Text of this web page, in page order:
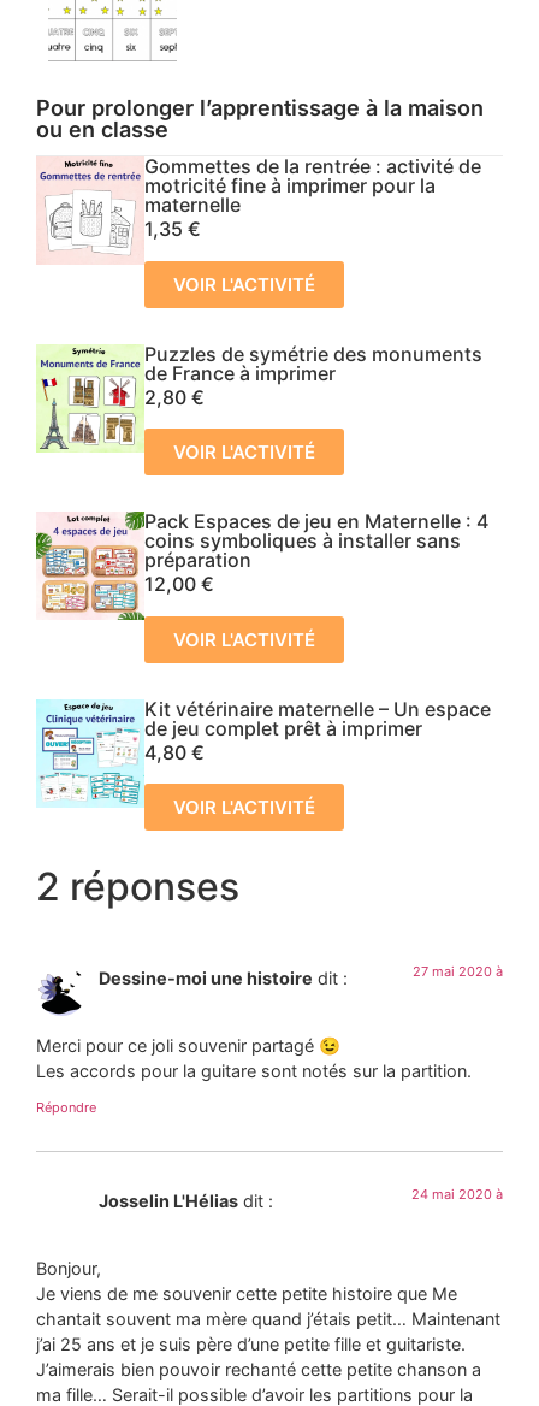
Pour prolonger l’apprentissage à la maison
ou en classe
Gommettes de la rentrée : activité de
motricité fine à imprimer pour la
maternelle
1,35 €
VOIR L'ACTIVITÉ
Puzzles de symétrie des monuments
de France à imprimer
2,80 €
VOIR L'ACTIVITÉ
Pack Espaces de jeu en Maternelle : 4
coins symboliques à installer sans
préparation
12,00 €
VOIR L'ACTIVITÉ
Kit vétérinaire maternelle – Un espace
de jeu complet prêt à imprimer
4,80 €
VOIR L'ACTIVITÉ
2 réponses
Dessine-moi une histoire dit : 27 mai 2020 à
Merci pour ce joli souvenir partagé 😉
Les accords pour la guitare sont notés sur la partition.
Répondre
Josselin L'Hélias dit : 24 mai 2020 à
Bonjour,
Je viens de me souvenir cette petite histoire que Me
chantait souvent ma mère quand j’étais petit… Maintenant
j’ai 25 ans et je suis père d’une petite fille et guitariste.
J’aimerais bien pouvoir rechanté cette petite chanson a
ma fille… Serait-il possible d’avoir les partitions pour la